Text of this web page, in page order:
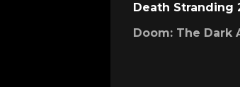
Death Stranding
Doom: The Dark